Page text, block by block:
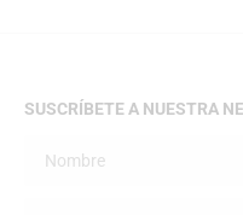
SUSCRÍBETE A NUESTRA